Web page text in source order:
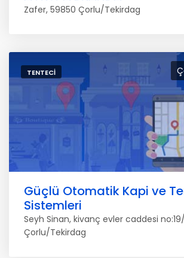
Zafer, 59850 Çorlu/Tekirdag
TENTECI
Güçlü Otomatik Kapi ve
Sistemleri
Seyh Sinan, kivanç evler caddesi
Çorlu/Tekirdag